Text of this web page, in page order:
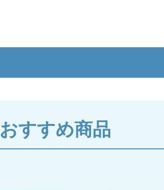
おすすめ商品